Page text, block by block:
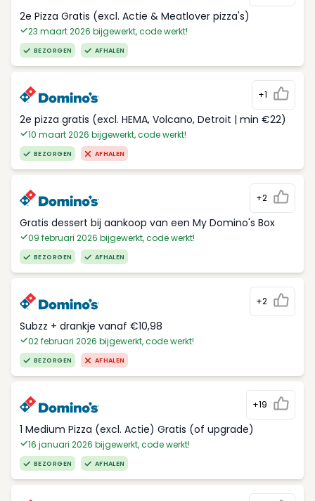
2e Pizza Gratis (excl. Actie & Meatlover pizza's)
23 maart 2026 bijgewerkt, code werkt!
BEZORGEN AFHALEN
+1
2e pizza gratis (excl. HEMA, Volcano, Detroit | min €22)
10 maart 2026 bijgewerkt, code werkt!
BEZORGEN AFHALEN
+2
Gratis dessert bij aankoop van een My Domino's Box
09 februari 2026 bijgewerkt, code werkt!
BEZORGEN AFHALEN
+2
Subzz + drankje vanaf €10,98
02 februari 2026 bijgewerkt, code werkt!
BEZORGEN AFHALEN
+19
1 Medium Pizza (excl. Actie) Gratis (of upgrade)
16 januari 2026 bijgewerkt, code werkt!
BEZORGEN AFHALEN